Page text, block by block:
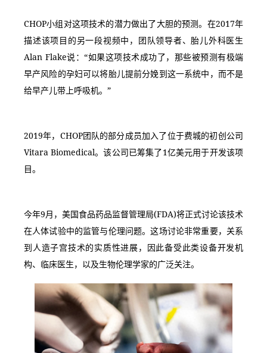
CHOP小组对这项技术的潜力做出了大胆的预测。在2017年
描述该项目的另一段视频中，团队领导者、胎儿外科医生
Alan Flake说：“如果这项技术成功了，那些被预测有极端
早产风险的孕妇可以将胎儿提前分娩到这一系统中，而不是
给早产儿带上呼吸机。”
2019年，CHOP团队的部分成员加入了位于费城的初创公司
Vitara Biomedical。该公司已筹集了1亿美元用于开发该项
目。
今年9月，美国食品药品监督管理局(FDA)将正式讨论该技术
在人体试验中的监管与伦理问题。这场讨论非常重要，关系
到人造子宫技术的实质性进展，因此备受此类设备开发机
构、临床医生，以及生物伦理学家的广泛关注。